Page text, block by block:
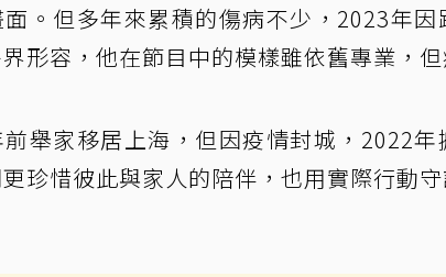
。但多年來累積的傷病不少，2023年
形容，他在節目中的模樣雖依舊專業，
舉家移居上海，但因疫情封城，2022
珍惜彼此與家人的陪伴，也用實際行動守